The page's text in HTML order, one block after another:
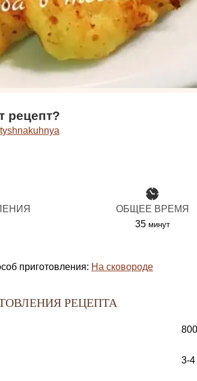
рецепт?
ОБЩЕЕ ВРЕМЯ
35минуты
минут
приготовления: На сковороде
РЕЦЕПТА
800
3-4